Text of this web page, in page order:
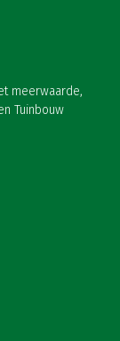
meerwaarde,
Tuinbouw